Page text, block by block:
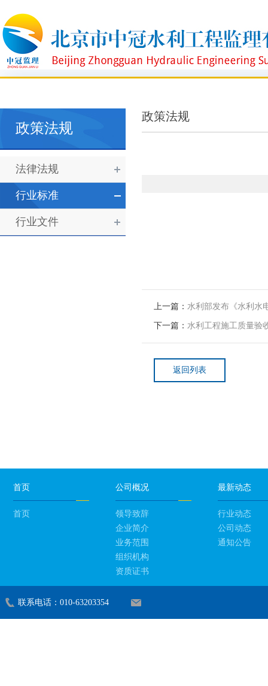
政策法规
法律法规
行业标准
行业文件
政策法规
上一篇： 水利部发布《水利水
下一篇： 水利工程施工质量验
返回列表
首页
首页
公司概况
领导致辞
企业简介
业务范围
组织机构
资质证书
最新动态
行业动态
公司动态
通知公告
联系电话：010-63203354